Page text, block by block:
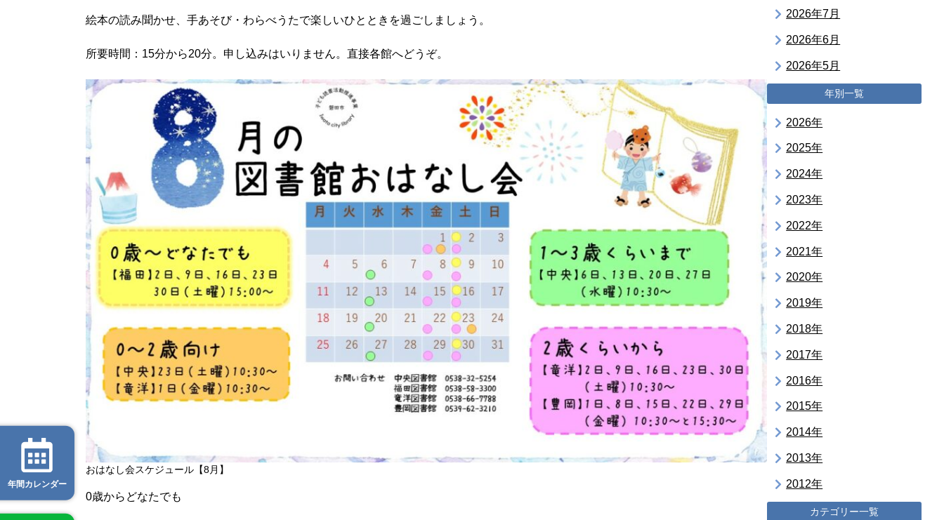
絵本の読み聞かせ、手あそび・わらべうたで楽しいひとときを過ごしましょう。
所要時間：15分から20分。申し込みはいりません。直接各館へどうぞ。
おはなし会スケジュール【8月】
0歳からどなたでも
2026年7月
2026年6月
2026年5月
年別一覧
2026年
2025年
2024年
2023年
2022年
2021年
2020年
2019年
2018年
2017年
2016年
2015年
2014年
2013年
2012年
カテゴリー一覧
年間カレンダー